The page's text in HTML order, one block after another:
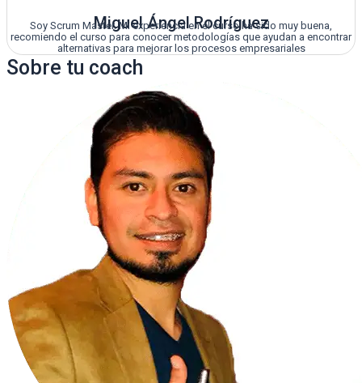
Miguel Ángel Rodríguez
Soy Scrum Master. Mi experiencia en el curso ha sido muy buena,
recomiendo el curso para conocer metodologías que ayudan a encontrar
alternativas para mejorar los procesos empresariales
Sobre tu coach